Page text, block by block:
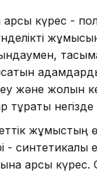
қарсы күрес -
және жолын
негізде
жұмыстың
- синтетикалық
қарсы